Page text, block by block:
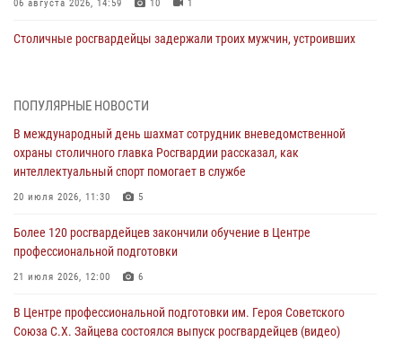
06 августа 2026, 14:59 10 1
Столичные росгвардейцы задержали троих мужчин, устроивших
матче в Москве обеспечила Росгвардия (видео)
06 августа 2026, 08:30
Столичные росгвардейцы задержали мужчину, устроившего дебош
05 августа 2026, 12:39
Московские росгвардейцы обеспечили безопасность проведения
05 августа 2026, 12:35
ПОПУЛЯРНЫЕ НОВОСТИ
В международный день шахмат сотрудник вневедомственной
охраны столичного главка Росгвардии рассказал, как
интеллектуальный спорт помогает в службе
20 июля 2026, 11:30 5
Более 120 росгвардейцев закончили обучение в Центре
профессиональной подготовки
21 июля 2026, 12:00 6
В Центре профессиональной подготовки им. Героя Советского
Союза С.Х. Зайцева состоялся выпуск росгвардейцев (видео)